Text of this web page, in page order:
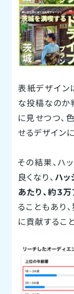
表紙デザイン
な投稿なのか
に見せつつ、
せるデザイン
その結果、ハ
良くなり、 ハッ
あたり、約3
ることもあり
に貢献するこ